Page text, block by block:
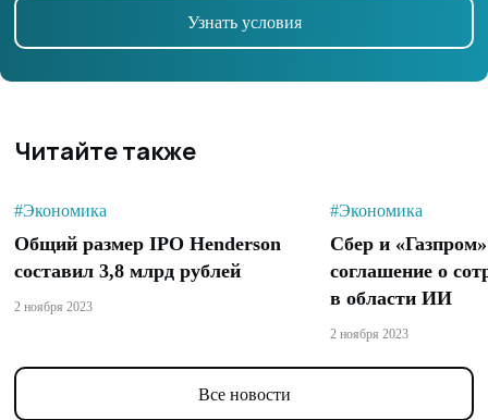
Узнать условия
Читайте также
#Экономика
Общий размер IPO Henderson
составил 3,8 млрд рублей
2 ноября 2023
#Экономика
Сбер и
соглашение о
в области ИИ
2 ноября 2023
Все новости